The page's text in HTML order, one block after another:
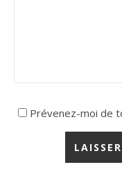
Prévenez-moi de